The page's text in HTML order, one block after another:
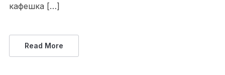
кафешка […]
Read More